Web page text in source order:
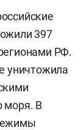
397
РФ.
уничтожила
моря. В